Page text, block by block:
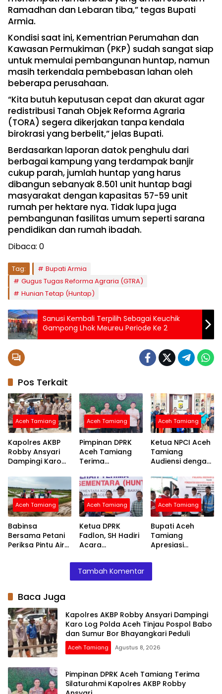
Ramadhan dan Lebaran tiba,” tegas Bupati
Armia.
Kondisi saat ini, Kementrian Perumahan dan
Kawasan Permukiman (PKP) sudah sangat siap
untuk memulai pembangunan huntap, namun
masih terkendala pembebasan lahan oleh
beberapa perusahaan.
“Kita butuh keputusan cepat dan akurat agar
redistribusi Tanah Objek Reforma Agraria
(TORA) segera dikerjakan tanpa kendala
birokrasi yang berbelit,” jelas Bupati.
Berdasarkan laporan datok penghulu dari
berbagai kampung yang terdampak banjir
cukup parah, jumlah huntap yang harus
dibangun sebanyak 8.501 unit huntap bagi
masyarakat dengan kapasitas 57-59 unit
rumah per hektare nya. Tidak lupa juga
pembangunan fasilitas umum seperti sarana
pendidikan dan rumah ibadah.
Dibaca: 0
Tag:
Bupati Armia
Gugus Tugas Reforma Agraria (GTRA)
Hunian Tetap (Huntap)
Sanusi Kembali Terpilih Sebagai Keuchik
Gampong Lhok Meureu Periode Ke 2
Pos Terkait
Aceh Tamiang
Kapolres AKBP
Robby Ansyari
Dampingi Karo
Tinjau Pospol
Babo dan Sumur
Bor Bhayangkari
Peduli
Aceh Tamiang
Pimpinan DPRK
Aceh Tamiang
Terima
Kapolres AKBP
Robby Ansyari
Aceh Tamiang
Ketua NPCI Aceh
Tamiang
Audiensi dengan
Fasilitas Atlet
Disabilitas untuk
Ini
Aceh Tamiang
Babinsa
Bersama Petani
Periksa Pintu Air
Aceh Tamiang
Ketua DPRK
Fadlon, SH Hadiri
Acara
Huntara dari
Mercy Malaysia
Aceh Tamiang
Bupati Aceh
Tamiang
Apresiasi
untuk
Pemulihan
Tambah Komentar
Baca Juga
Kapolres AKBP Robby Ansyari Dampingi
Karo Log Polda Aceh Tinjau Pospol Babo
dan Sumur Bor Bhayangkari Peduli
Aceh Tamiang Agustus 8, 2026
Pimpinan DPRK Aceh Tamiang Terima
Silaturahmi Kapolres AKBP Robby